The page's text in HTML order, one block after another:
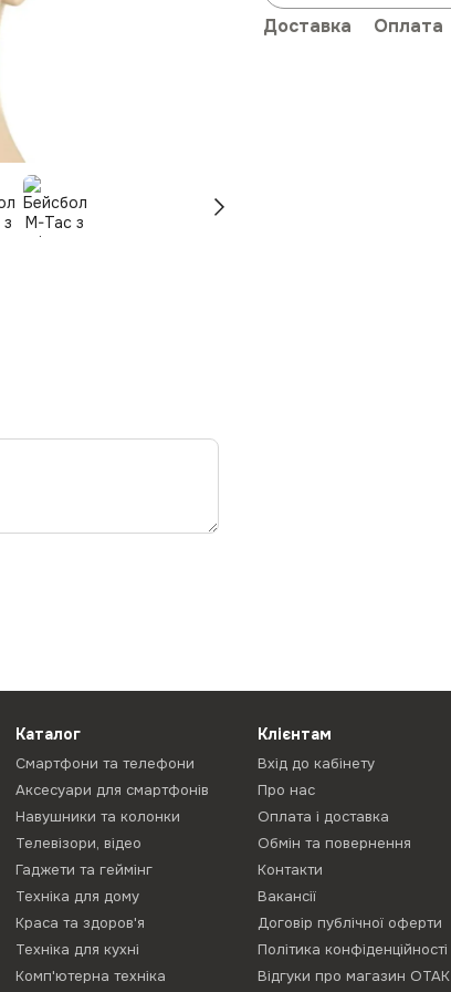
Доставка Оплата
Каталог
Смартфони та телефони
Аксесуари для смартфонів
Навушники та колонки
Телевізори, відео
Гаджети та геймінг
Техніка для дому
Краса та здоров'я
Техніка для кухні
Комп'ютерна техніка
Клієнтам
Вхід до кабінету
Про нас
Оплата і доставка
Обмін та повернення
Контакти
Вакансії
Договір публічної оферти
Політика конфіденційності
Відгуки про магазин ОТАК